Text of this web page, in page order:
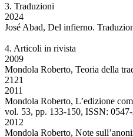
3. Traduzioni
2024
José Abad, Del infierno.
4. Articoli in rivista
2009
Mondola Roberto, Teoria della
2121
2011
Mondola Roberto, L’edizione
vol. 53, pp. 133-150, ISSN: 0547-
2012
Mondola Roberto, Note